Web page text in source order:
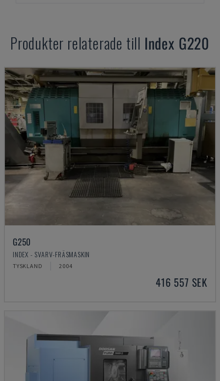
Produkter relaterade till Index G220
G250
INDEX - SVARV-FRÄSMASKIN
TYSKLAND 2004
416 557 SEK